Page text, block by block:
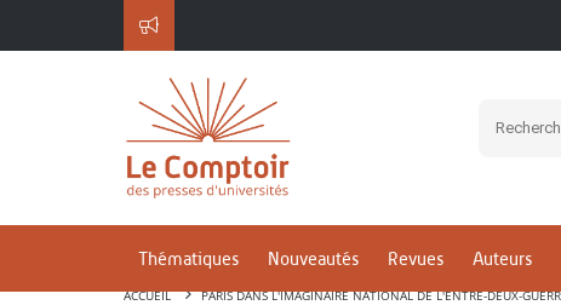
Thématiques Nouveautés Revues Auteurs
ACCUEIL PARIS DANS L'IMAGINAIRE NATIONAL DE L'ENTRE-DEUX-